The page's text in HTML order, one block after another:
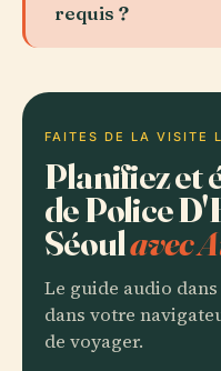
requis ?
FAITES DE LA VISITE
Planifiez et
de Police
Séoulavec
Le guide audio
dans votre
de voyager.